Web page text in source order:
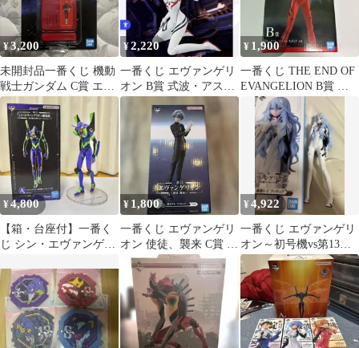
¥3,200
未開封品一番くじ 機動
戦士ガンダム C賞 エフ
ェクトーン
¥2,220
一番くじ エヴァンゲリ
オン B賞 式波・アス
カ・ラングレー フィギ
¥ 1,900
一番くじ THE END OF
EVANGELION B賞 ア
スカ
¥4,800
⁠【箱・台座付】一番く
じ シン・エヴァンゲリ
フィギュア
¥ 1,800
一番くじ エヴァンゲリ
オン 使徒、襲来 C賞 渚
カヲル フィギュア
¥4,922
一番くじ エヴァンゲリ
オン～初号機vs第13号
機～」のE賞 綾波レイ